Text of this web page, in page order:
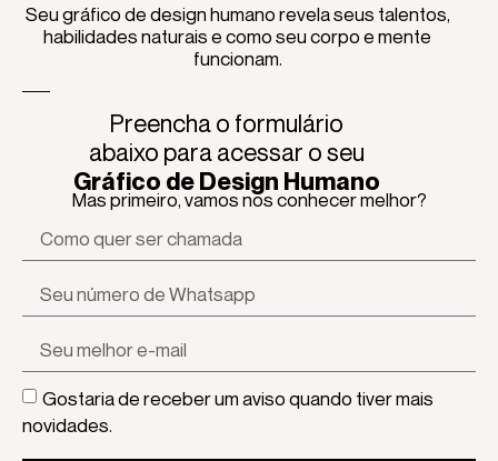
Seu gráfico de design humano revela seus talentos,
habilidades naturais e como seu corpo e mente
funcionam.
Preencha o formulário
abaixo para acessar o seu
Gráfico de Design Humano
Mas primeiro, vamos nos conhecer melhor?
Gostaria de receber um aviso quando tiver mais
novidades.